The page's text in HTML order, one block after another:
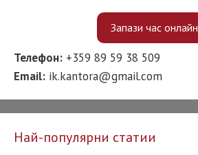
Запази час онлайн
Телефон: +359 89 59 38 509
Email: ik.kantora@gmail.com
Най-популярни статии